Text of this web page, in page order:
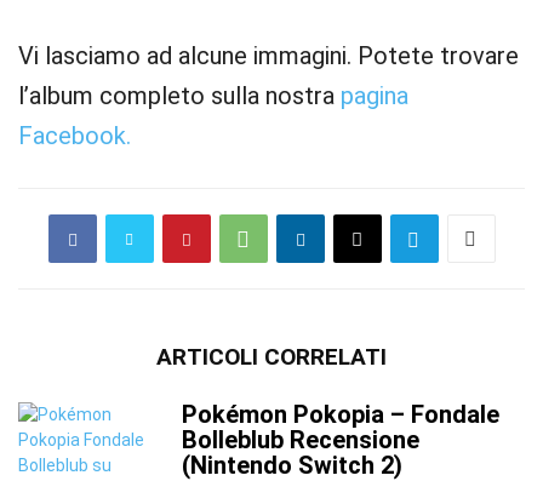
Vi lasciamo ad alcune immagini. Potete trovare
l’album completo sulla nostra pagina
Facebook.
ARTICOLI CORRELATI
Pokémon Pokopia – Fondale
Bolleblub Recensione
(Nintendo Switch 2)